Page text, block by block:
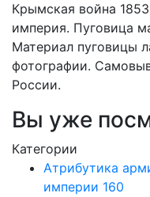
Крымская война
империя. Пуговица
Материал пуговицы
фотографии.
России.
Вы уже
Категории
Атрибутика
империи 160